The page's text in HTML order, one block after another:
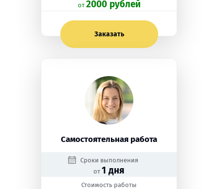
oт 2000 рублей
Заказать
Самостоятельная работа
Сроки выполнения
от 1 дня
Стоимость работы